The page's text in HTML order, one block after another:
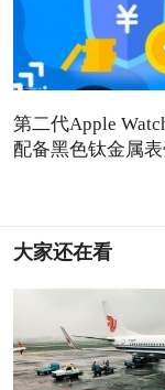
第二代Apple
配备黑色钛金属
大家还在看